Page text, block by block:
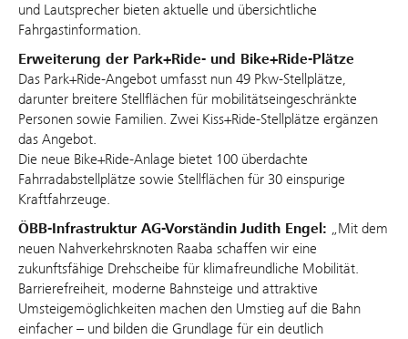
und Lautsprecher bieten aktuelle und übersichtliche
Fahrgastinformation.
Erweiterung der Park+Ride- und Bike+Ride-Plätze
Das Park+Ride-Angebot umfasst nun 49 Pkw-Stellplätze,
darunter breitere Stellflächen für mobilitätseingeschränkte
Personen sowie Familien. Zwei Kiss+Ride-Stellplätze ergänzen
das Angebot.
Die neue Bike+Ride-Anlage bietet 100 überdachte
Fahrradabstellplätze sowie Stellflächen für 30 einspurige
Kraftfahrzeuge.
ÖBB-Infrastruktur AG-Vorständin Judith Engel: „Mit dem
neuen Nahverkehrsknoten Raaba schaffen wir eine
zukunftsfähige Drehscheibe für klimafreundliche Mobilität.
Barrierefreiheit, moderne Bahnsteige und attraktive
Umsteigemöglichkeiten machen den Umstieg auf die Bahn
einfacher – und bilden die Grundlage für ein deutlich